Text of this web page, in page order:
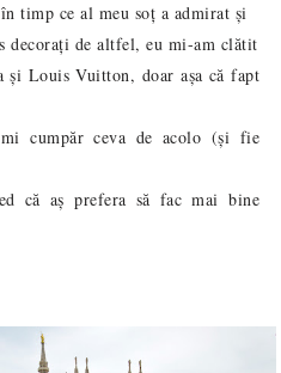
timp ce al meu soț a admirat și
decorați de altfel, eu mi-am clătit
Louis Vuitton, doar așa că fapt
cumpăr ceva de acolo (și fie
că aș prefera să fac mai bine